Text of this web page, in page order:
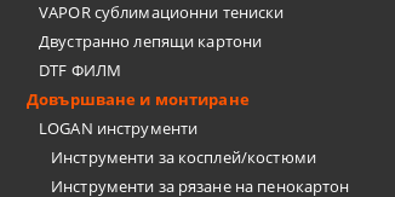
VAPOR сублимационни тениски
Двустранно лепящи картони
DTF ФИЛМ
Довършване и монтиране
LOGAN инструменти
Инструменти за косплей/костюми
Инструменти за рязане на пенокартон